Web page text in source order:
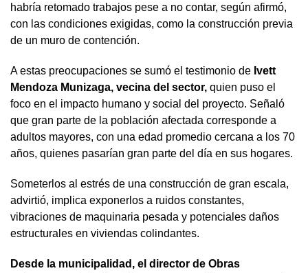
habría retomado trabajos pese a no contar, según afirmó,
con las condiciones exigidas, como la construcción previa
de un muro de contención.
A estas preocupaciones se sumó el testimonio de Ivett
Mendoza Munizaga, vecina del sector, quien puso el
foco en el impacto humano y social del proyecto. Señaló
que gran parte de la población afectada corresponde a
adultos mayores, con una edad promedio cercana a los 70
años, quienes pasarían gran parte del día en sus hogares.
Someterlos al estrés de una construcción de gran escala,
advirtió, implica exponerlos a ruidos constantes,
vibraciones de maquinaria pesada y potenciales daños
estructurales en viviendas colindantes.
Desde la municipalidad, el director de Obras